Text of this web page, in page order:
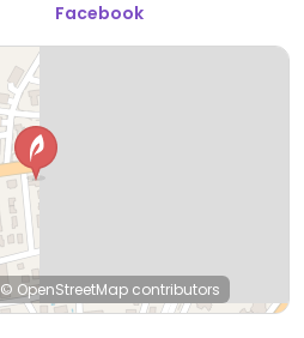
Facebook
© OpenStreetMap contributors